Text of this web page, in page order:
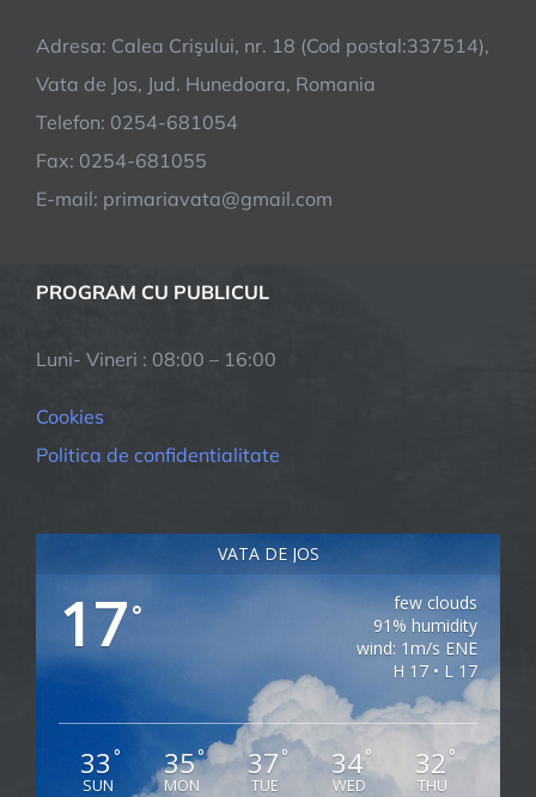
Adresa: Calea Crişului, nr. 18 (Cod postal:337514),
Vata de Jos, Jud. Hunedoara, Romania
Telefon: 0254-681054
Fax: 0254-681055
E-mail: primariavata@gmail.com
PROGRAM CU PUBLICUL
Luni- Vineri : 08:00 – 16:00
Cookies
Politica de confidentialitate
VATA DE JOS
17°
few clouds
91% humidity
wind: 1m/s ENE
H 17 • L 17
33 °
SUN
35°
MON
37°
TUE
34°
WED
32 °
THU